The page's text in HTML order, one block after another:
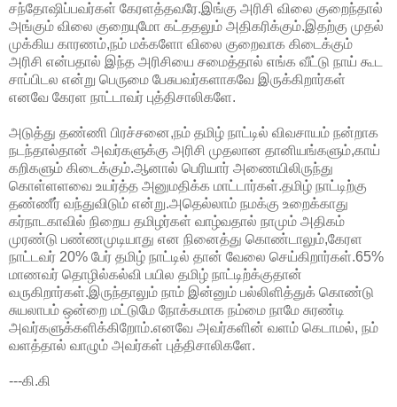
சந்தோஷிப்பவர்கள் கேரளத்தவரே.இங்கு அரிசி விலை குறைந்தால்
அங்கும் விலை குறையுமோ கட்ததலும் அதிகரிக்கும்.இதற்கு முதல்
முக்கிய காரணம்,நம் மக்களோ விலை குறைவாக கிடைக்கும்
அரிசி என்பதால் இந்த அரிசியை சமைத்தால் எங்க வீட்டு நாய் கூட
சாப்பிடல என்று பெருமை பேசுபவர்களாகவே இருக்கிறார்கள்
எனவே கேரள நாட்டாவர் புத்திசாலிகளே.
அடுத்து தண்ணி பிரச்சனை,நம் தமிழ் நாட்டில் விவசாயம் நன்றாக
நடந்தால்தான் அவர்களுக்கு அரிசி முதலான தானியங்களும்,காய்
கறிகளும் கிடைக்கும்.ஆனால் பெரியார் அணையிலிருந்து
கொள்ளளவை உயர்த்த அனுமதிக்க மாட்டார்கள்.தமிழ் நாட்டிற்கு
தண்ணீர் வந்துவிடும் என்று.அதெல்லாம் நமக்கு உறைக்காது
கர்நாடகாவில் நிறைய தமிழர்கள் வாழ்வதால் நாமும் அதிகம்
முரண்டு பண்ணமுடியாது என நினைத்து கொண்டாலும்,கேரள
நாட்டவர் 20% பேர் தமிழ் நாட்டில் தான் வேலை செய்கிறார்கள்.65%
மாணவர் தொழில்கல்வி பயில தமிழ் நாட்டிற்க்குதான்
வருகிறார்கள்.இருந்தாலும் நாம் இன்னும் பல்லிளித்துக் கொண்டு
சுயலாபம் ஒன்றை மட்டுமே நோக்கமாக நம்மை நாமே சுரண்டி
அவர்களுக்களிக்கிறோம்.எனவே அவர்களின் வளம் கெடாமல், நம்
வளத்தால் வாழும் அவர்கள் புத்திசாலிகளே.
---கி.கி